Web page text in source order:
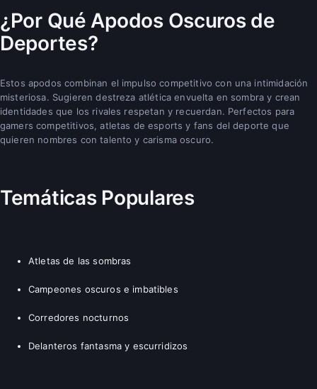
¿Por Qué Apodos Oscuros de
Deportes?
Estos apodos combinan el impulso competitivo con una intimidación
misteriosa. Sugieren destreza atlética envuelta en sombra y crean
identidades que los rivales respetan y recuerdan. Perfectos para
gamers competitivos, atletas de esports y fans del deporte que
quieren nombres con talento y carisma oscuro.
Temáticas Populares
Atletas de las sombras
Campeones oscuros e imbatibles
Corredores nocturnos
Delanteros fantasma y escurridizos